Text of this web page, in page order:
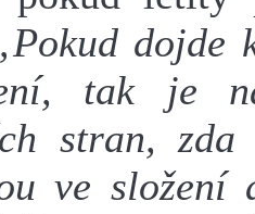
dojde
tak je
stran, zda
ve složení